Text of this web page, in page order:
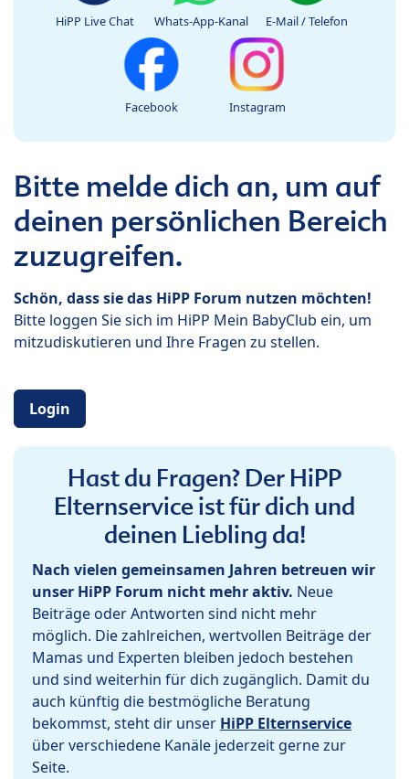
HiPP Live Chat Whats-App-Kanal E-Mail / Telefon
Facebook Instagram
Bitte melde dich an, um auf
deinen persönlichen Bereich
zuzugreifen.
Schön, dass sie das HiPP Forum nutzen möchten!
Bitte loggen Sie sich im HiPP Mein BabyClub ein, um
mitzudiskutieren und Ihre Fragen zu stellen.
Login
Hast du Fragen? Der HiPP
Elternservice ist für dich und
deinen Liebling da!
Nach vielen gemeinsamen Jahren betreuen wir
unser HiPP Forum nicht mehr aktiv. Neue
Beiträge oder Antworten sind nicht mehr
möglich. Die zahlreichen, wertvollen Beiträge der
Mamas und Experten bleiben jedoch bestehen
und sind weiterhin für dich zugänglich. Damit du
auch künftig die bestmögliche Beratung
bekommst, steht dir unser HiPP Elternservice
über verschiedene Kanäle jederzeit gerne zur
Seite.